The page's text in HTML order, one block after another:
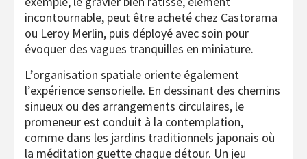
incontournable, peut être acheté chez Castorama
ou Leroy Merlin, puis déployé avec soin pour
évoquer des vagues tranquilles en miniature.
L’organisation spatiale oriente également
l’expérience sensorielle. En dessinant des chemins
sinueux ou des arrangements circulaires, le
promeneur est conduit à la contemplation,
comme dans les jardins traditionnels japonais où
la méditation guette chaque détour. Un jeu